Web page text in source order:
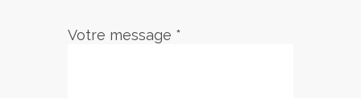
Votre message *